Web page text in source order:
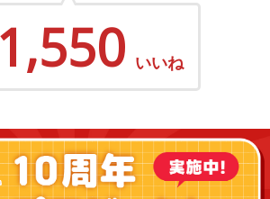
1,550 いいね